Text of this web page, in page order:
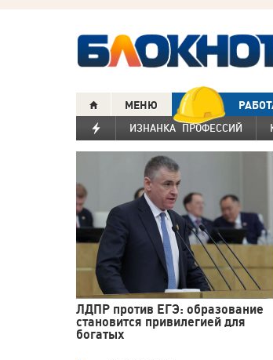
МЕНЮ
ИЗНАНКА ПРОФЕССИЙ
ЛДПР против ЕГЭ: образование
становится привилегией для
богатых